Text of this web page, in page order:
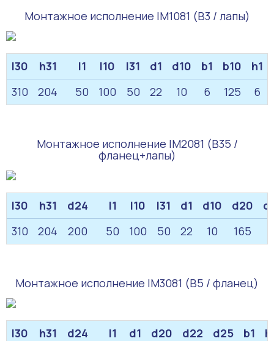
Монтажное исполнение IM1081 (B3 / лапы)
l30 h31 l1 l10 l31 d1 d10 b1 b10 h1
310
204 50 100 50 22 10 6 125 6
Монтажное исполнение IM2081 (B35 /
фланец+лапы)
l30 h31 d24 l1 l10 l31 d1 d10 d20
310
204 200 50 100 50 22 10 165
Монтажное исполнение IM3081 (B5 / фланец)
l30 h31 d24 l1 d1 d20 d22 d25 b1